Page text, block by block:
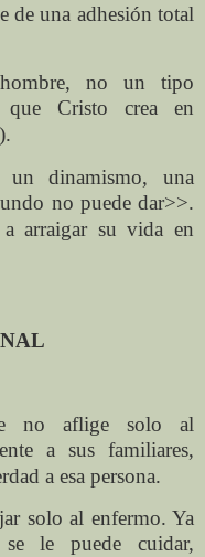
de una adhesión total
no un tipo
Cristo crea en
dinamismo, una
no puede dar>>.
a arraigar su vida en
no aflige solo al
a sus familiares,
a esa persona.
solo al enfermo. Ya
le puede cuidar,